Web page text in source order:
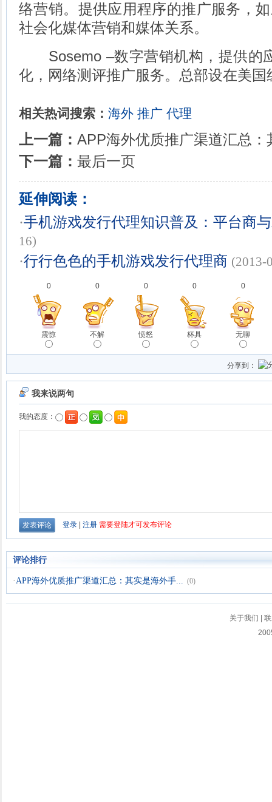
络营销。提供应用程序的推广服务，
社会化媒体营销和媒体关系。
Sosemo –数字营销机构，提供的
化，网络测评推广服务。总部设在美国
相关热词搜索： 海外 推广 代理
上一篇： APP海外优质推广渠道汇总
下一篇： 最后一页
延伸阅读：
·手机游戏发行代理知识普及：平台商
16)
·行行色色的手机游戏发行代理商 (2013-
0
震惊
0
不解
0
愤怒
0
杯具
0
无聊
分享到：
评论排行
·APP海外优质推广渠道汇总：其实是海外手... (0)
关于我们